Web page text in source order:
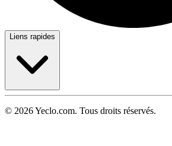
Liens rapides
© 2026 Yeclo.com. Tous droits réservés.